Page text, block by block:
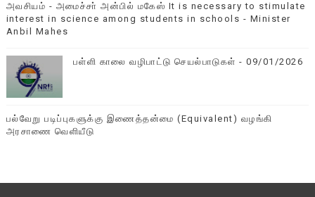
அவசியம் - அமைச்சா் அன்பில் மகேஸ் It is necessary to stimulate
interest in science among students in schools - Minister
Anbil Mahes
பள்ளி காலை வழிபாட்டு செயல்பாடுகள் - 09/01/2026
பல்வேறு படிப்புகளுக்கு இணைத்தன்மை (Equivalent) வழங்கி
அரசாணை வெளியீடு